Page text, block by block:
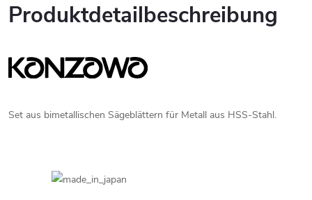
Produktdetailbeschreibung
Set aus bimetallischen Sägeblättern für Metall aus HSS-Stahl.